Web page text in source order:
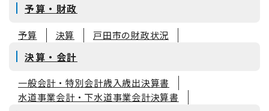
予算・財政
予算 決算 戸田市の財政状況
決算・会計
一般会計・特別会計歳入歳出決算書
水道事業会計・下水道事業会計決算書